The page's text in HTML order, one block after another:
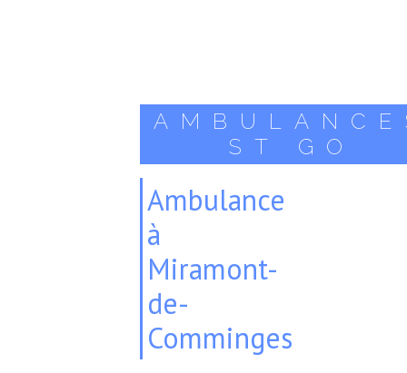
ST GO
Ambulance
à
Miramont-
de-
Comminges